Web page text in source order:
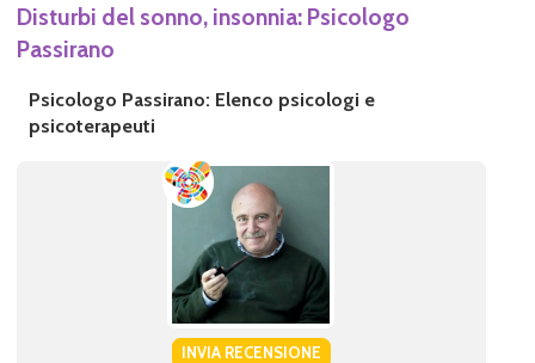
Disturbi del sonno, insonnia: Psicologo
Passirano
Psicologo Passirano: Elenco psicologi e
psicoterapeuti
INVIA RECENSIONE